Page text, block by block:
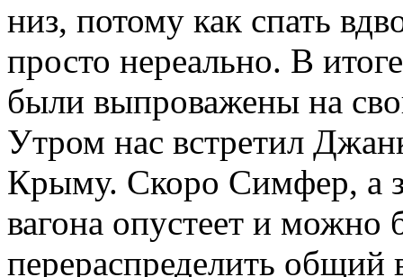
низ, потому как спать
просто нереально. В
были выпроважены на
Утром нас встретил
Крыму. Скоро Симфер, а
вагона опустеет и можно
перераспределить общий